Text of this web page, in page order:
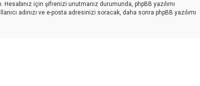
için şifrenizi unutmanız durumunda, phpBB yazılımı
adınızı ve e-posta adresinizi soracak, daha sonra phpBB yazılımı